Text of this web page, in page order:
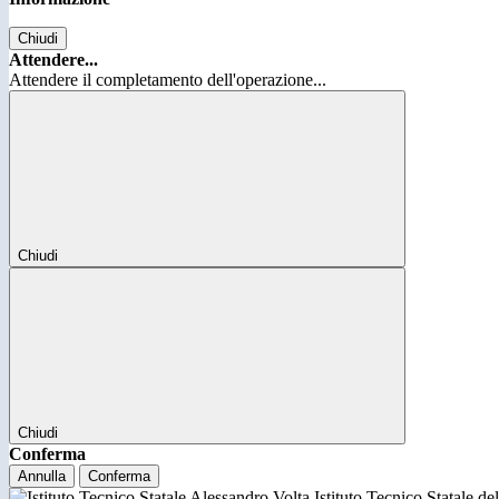
Chiudi
Attendere...
Attendere il completamento dell'operazione...
Chiudi
Chiudi
Conferma
Annulla Conferma